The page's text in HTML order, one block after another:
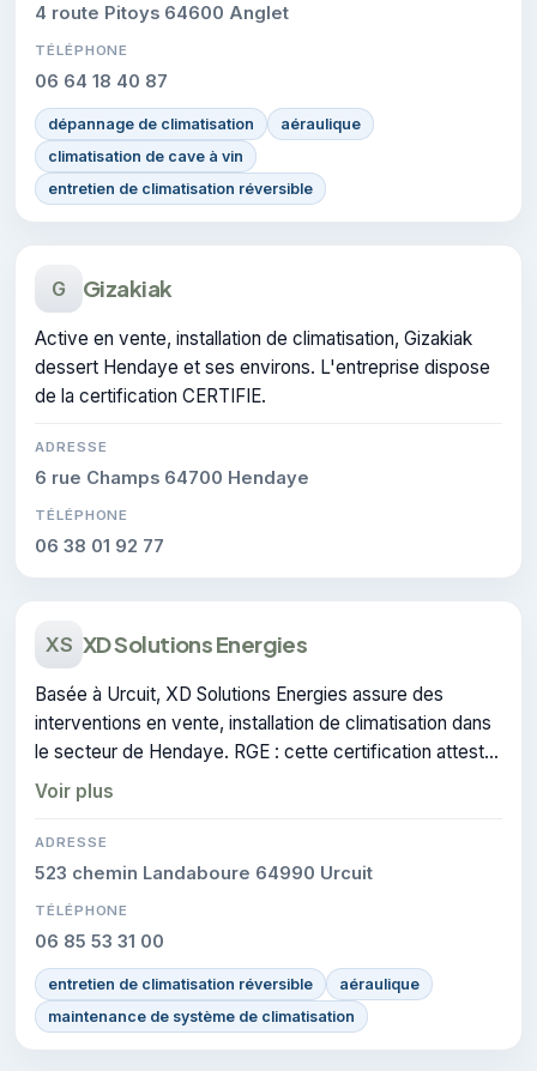
4 route Pitoys 64600 Anglet
TÉLÉPHONE
06 64 18 40 87
dépannage de climatisation
aéraulique
climatisation de cave à vin
entretien de climatisation réversible
G Gizakiak
Active en vente, installation de climatisation, Gizakiak
dessert Hendaye et ses environs. L'entreprise dispose
de la certification CERTIFIE.
ADRESSE
6 rue Champs 64700 Hendaye
TÉLÉPHONE
06 38 01 92 77
XS XD Solutions Energies
Basée à Urcuit, XD Solutions Energies assure des
interventions en vente, installation de climatisation dans
le secteur de Hendaye. RGE : cette certification atteste
du savoir-faire de l'entreprise.
Voir plus
ADRESSE
523 chemin Landaboure 64990 Urcuit
TÉLÉPHONE
06 85 53 31 00
entretien de climatisation réversible
aéraulique
maintenance de système de climatisation